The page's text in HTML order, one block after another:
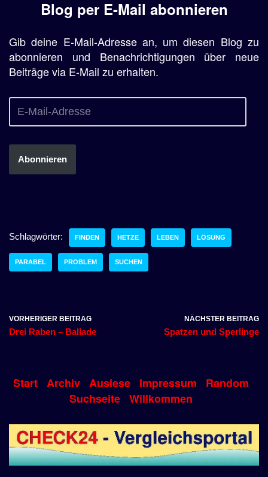
Blog per E-Mail abonnieren
Gib deine E-Mail-Adresse an, um diesen Blog zu
abonnieren und Benachrichtigungen über neue
Beiträge via E-Mail zu erhalten.
Abonnieren
Schlagwörter: FINDEN HETZE LEBEN LÖSUNG
PARABEL PROBLEM SUCHEN
VORHERIGER BEITRAG
Drei Raben – Ballade
NÄCHSTER BEITRAG
Spatzen und Sperlinge
Start Archiv Auslese Impressum
Random
Suchseite Willkommen